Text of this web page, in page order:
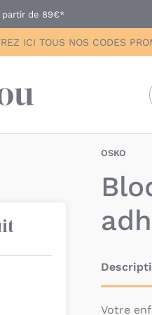
partir de 89€*
ICI TOUS NOS CODES
OSKO
Votre